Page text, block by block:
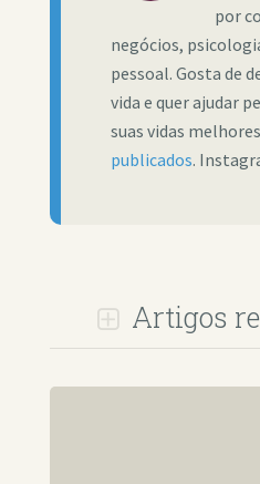
por
negócios,
pessoal. Gosta de
vida e quer ajudar
suas vidas
publicados.
Artigos